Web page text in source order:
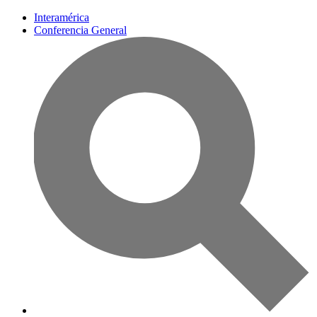
Interamérica
Conferencia General